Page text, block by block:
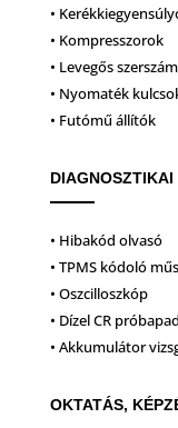
•
• Kompresszorok
• Levegős
• Nyomaték
• Futómű állítók
DIAGNOSZTIKAI
• Hibakód olvasó
• TPMS kódoló
• Oszcilloszkóp
• Dízel CR próbapad
• Akkumulátor
OKTATÁS,